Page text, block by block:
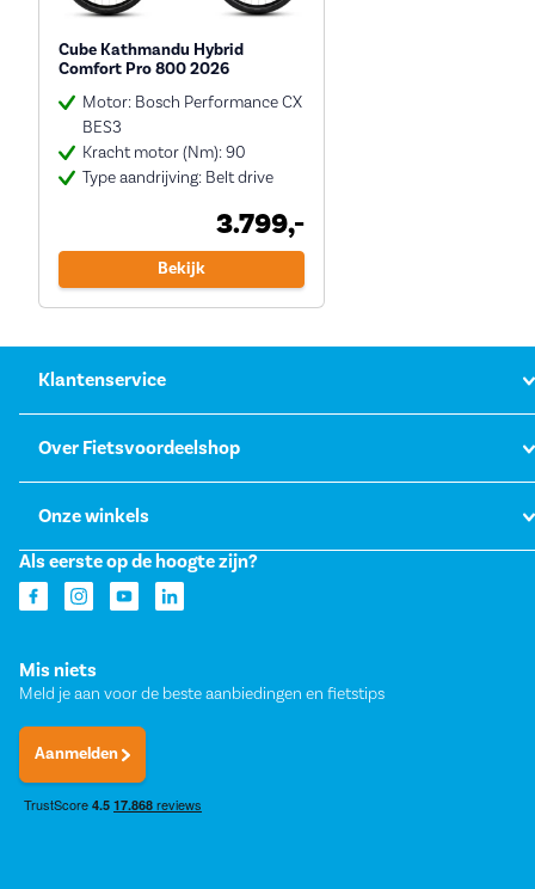
Cube Kathmandu Hybrid
Comfort Pro 800 2026
Motor: Bosch Performance CX
BES3
Kracht motor (Nm): 90
Type aandrijving: Belt drive
3.799,-
Bekijk
Klantenservice
Over Fietsvoordeelshop
Onze winkels
Als eerste op de hoogte zijn?
Mis niets
Meld je aan voor de beste aanbiedingen en fietstips
Aanmelden